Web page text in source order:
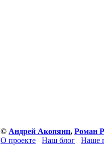
© Андрей Акопянц, Роман
О проекте
Наш блог Наше